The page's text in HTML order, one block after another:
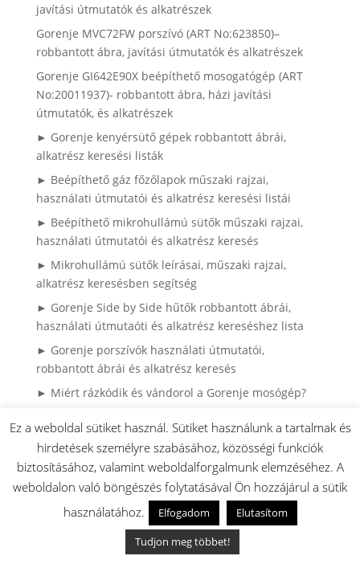
javítási útmutatók és alkatrészek
Gorenje MVC72FW porszívó (ART No:623850)–
robbantott ábra, javítási útmutatók és alkatrészek
Gorenje GI642E90X beépíthető mosogatógép (ART
No:20011937)- robbantott ábra, házi javítási
útmutatók, és alkatrészek
► Gorenje kenyérsütő gépek robbantott ábrái,
alkatrész keresési listák
► Beépíthető gáz főzőlapok műszaki rajzai,
használati útmutatói és alkatrész keresési listái
► Beépíthető mikrohullámú sütők műszaki rajzai,
használati útmutatói és alkatrész keresés
► Mikrohullámú sütők leírásai, műszaki rajzai,
alkatrész keresésben segítség
► Gorenje Side by Side hűtők robbantott ábrái,
használati útmutaóti és alkatrész kereséshez lista
► Gorenje porszívók használati útmutatói,
robbantott ábrái és alkatrész keresés
► Miért rázkódik és vándorol a Gorenje mosógép?
hibák, karbantartás
► Külső sütő ajtóüveg csere Gorenje és Mora
► Gorenje hűtő ajtógumi csere házilag – így
spórolhatsz tízezreket szerviz nélkül (Könnyen
cserélhető (hornyos) kivitel)
Ez a weboldal sütiket használ. Sütiket használunk a tartalmak és
hirdetések személyre szabásához, közösségi funkciók
biztosításához, valamint weboldalforgalmunk elemzéséhez. A
weboldalon való böngészés folytatásával Ön hozzájárul a sütik
használatához.
Elfogadom
Elutasítom
Tudjon meg többet!